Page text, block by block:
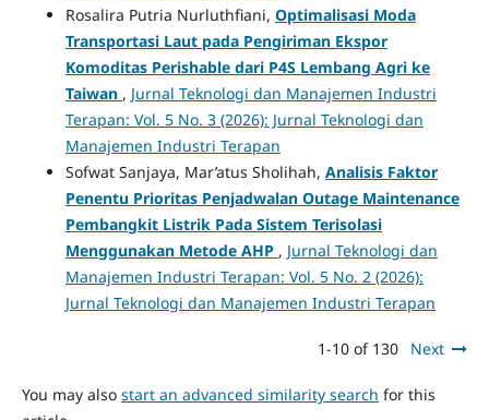
Rosalira Putria Nurluthfiani, Optimalisasi Moda
Transportasi Laut pada Pengiriman Ekspor
Komoditas Perishable dari P4S Lembang Agri ke
Taiwan , Jurnal Teknologi dan Manajemen Industri
Terapan: Vol. 5 No. 3 (2026): Jurnal Teknologi dan
Manajemen Industri Terapan
Sofwat Sanjaya, Mar’atus Sholihah, Analisis Faktor
Penentu Prioritas Penjadwalan Outage Maintenance
Pembangkit Listrik Pada Sistem Terisolasi
Menggunakan Metode AHP , Jurnal Teknologi dan
Manajemen Industri Terapan: Vol. 5 No. 2 (2026):
Jurnal Teknologi dan Manajemen Industri Terapan
1-10 of 130 Next
You may also start an advanced similarity search for this